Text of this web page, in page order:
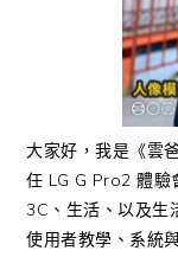
大家好，我是《雲
任 LG G Pro2 體驗
3C、生活、以及生
使用者教學、系統